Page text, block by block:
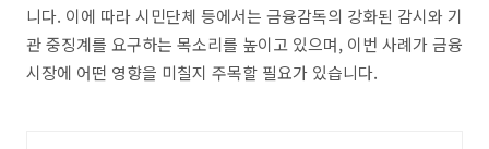
니다. 이에 따라 시민단체 등에서는 금융감독의 강화된 감시와 기
관 중징계를 요구하는 목소리를 높이고 있으며, 이번 사례가 금융
시장에 어떤 영향을 미칠지 주목할 필요가 있습니다.